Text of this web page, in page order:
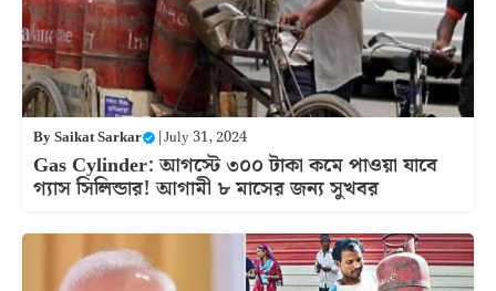
BySaikat Sarkar |July 31, 2024
Gas Cylinder: আগস্টে ৩০০ টাকা কমে পাওয়া যাবে
গ্যাস সিলিন্ডার! আগামী ৮ মাসের জন্য সুখবর